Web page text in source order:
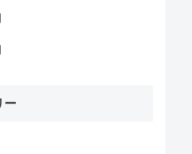
ー